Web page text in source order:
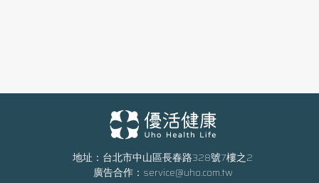
試劑」，以類似驗孕棒原理，簡化傳統繁複檢驗過程，只要刷擦過
可能藏有塵蟎的沙發、棉被等物體，5～10分鐘就能測出歐洲塵蟎、
美洲塵蟎和腐食酪塵蟎等三種塵蟎的含量，根據臨床上的證實，美
洲塵蟎、歐洲塵蟎對過敏體質的人影響最大，測試劑上出現一條線
地址：台北市中山區長春路328號7樓之2
廣告合作： service@uho.com.tw